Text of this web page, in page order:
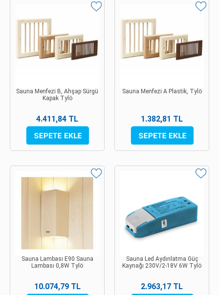
Sauna Menfezi B, Ahşap Sürgü
Kapak Tylö
4.411,84 TL
Sauna Menfezi A Plastik, Tylö
1.382,81 TL
Sauna Lambası E90 Sauna
Lambası 0,8W Tylö
10.074,79 TL
Sauna Led Aydınlatma Güç
Kaynağı 230V/2-18V 6W Tylö
2.963,17 TL